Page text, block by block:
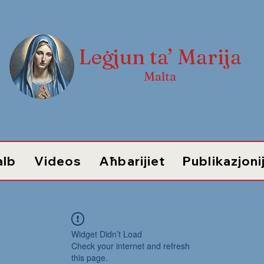
Leġjun ta’ Marija
Malta
Videos Aħbarijiet
Widget Didn’t Load
Check your internet and refresh
this page.